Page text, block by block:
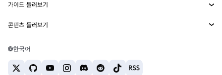
Snaps
웹3 서비스
보안
고객 지원
채용
솔라나 가격
테더 가격
ETH를 USD로 환전
USDT를 INR로 환전
BTC를 INR로 환전
ETH를 USDT로 환전
가이드 둘러보기
ETH 매수
USDT 매수
콘텐츠 둘러보기
솔라나 지갑
한국어